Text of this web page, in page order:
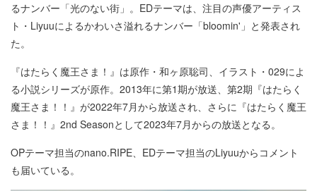
るナンバー「光のない街」。EDテーマは、注目の声優アーティス
ト・Liyuuによるかわいさ溢れるナンバー「bloomin'」と発表され
た。
『はたらく魔王さま！』は原作・和ヶ原聡司、イラスト・029によ
る小説シリーズが原作。2013年に第1期が放送、第2期『はたらく
魔王さま！！』が2022年7月から放送され、さらに『はたらく魔王
さま！！』2nd Seasonとして2023年7月からの放送となる。
OPテーマ担当のnano.RIPE、EDテーマ担当のLiyuuからコメント
も届いている。